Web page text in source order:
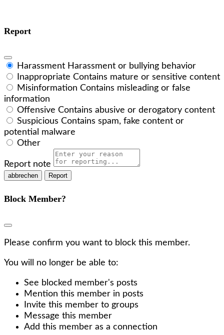
Report
Harassment Harassment or bullying behavior
Inappropriate Contains mature or sensitive content
Misinformation Contains misleading or false
information
Offensive Contains abusive or derogatory content
Suspicious Contains spam, fake content or
potential malware
Other
Report note
Report
Block Member?
Please confirm you want to block this member.
You will no longer be able to:
See blocked member's posts
Mention this member in posts
Invite this member to groups
Message this member
Add this member as a connection